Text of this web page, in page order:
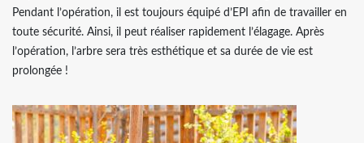
Pendant l’opération, il est toujours équipé d’EPI afin de travailler en
toute sécurité. Ainsi, il peut réaliser rapidement l’élagage. Après
l’opération, l’arbre sera très esthétique et sa durée de vie est
prolongée !